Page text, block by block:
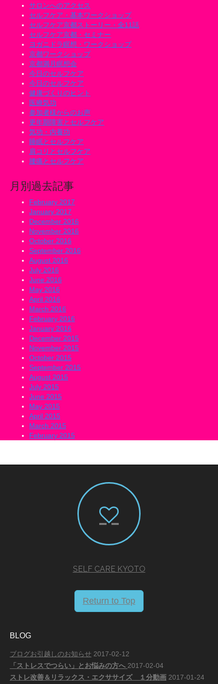
サロンへのアクセス
セルフケア・基本ワークショップ
セルフケア京都ストーリー・全11話
セルフケア京都・セミナー
ヨガニドラ瞑想・ワークショップ
京都ワークショップ
京都満月瞑想会
今日のセルフケア
今日のセルフケア
健康づくりのヒント
医療気功
参加者様からのお声
更年期障害とセルフケア
気功・内養功
睡眠とセルフケア
肩コリとセルフケア
腰痛とセルフケア
月別過去記事
February 2017
January 2017
December 2016
November 2016
October 2016
September 2016
August 2016
July 2016
June 2016
May 2016
April 2016
March 2016
February 2016
January 2016
December 2015
November 2015
October 2015
September 2015
August 2015
July 2015
June 2015
May 2015
April 2015
March 2015
February 2015
SELF CARE KYOTO
Return to Top
BLOG
ブログお引越しのお知らせ 2017-02-12
「ストレスでつらい」とお悩みの方へ 2017-02-04
ストレ改善＆リラックス・エクササイズ １分動画 2017-01-24